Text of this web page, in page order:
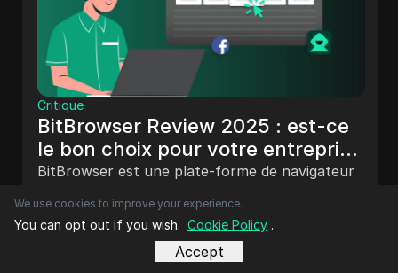
Critique
BitBrowser Review 2025 : est-ce
le bon choix pour votre entreprise
?
BitBrowser est une plate-forme de navigateur
sable, une personnalisation avancée des
empreintes digitales et une gestion intégrée des
We use cookies to improve your experience.
You can opt out if you wish. Cookie Policy .
Accept